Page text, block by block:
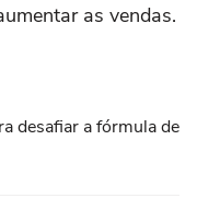
as vendas.
desafiar a fórmula de